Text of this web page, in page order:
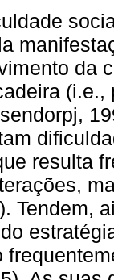
da
resulta
Tendem,